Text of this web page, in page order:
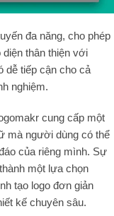
đa năng, cho phép
thân thiện với
dễ tiếp cận cho cả
nghiệm.
cung cấp một
mà người dùng có thể
của riêng mình. Sự
một lựa chọn
tạo logo đơn giản
kế chuyên sâu.